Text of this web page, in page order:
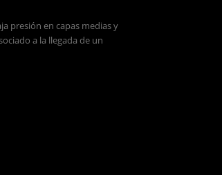
presión en capas medias y
a la llegada de un